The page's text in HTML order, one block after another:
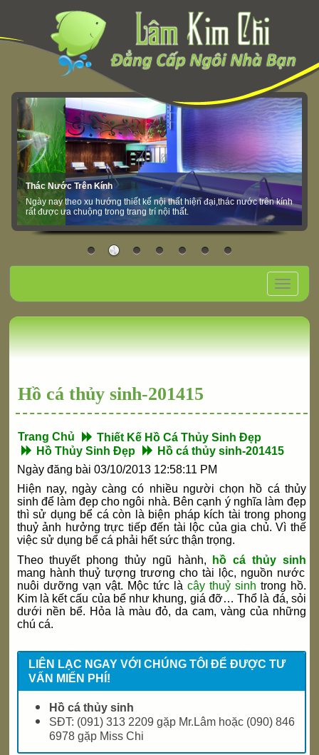
Thác Nước Trên Kính
Ngày nay theo xu hướng thiết kế nội thất hiện đại,thác nước trên kính
rất được ưa chuộng trong trang trí nội thất.
Toggle
navigation
Hồ cá thủy sinh-201415
Trang Chủ
Thiết Kế Hồ Cá Thủy Sinh Đẹp
Hồ Thủy Sinh Đẹp
Hồ cá thủy sinh-201415
Ngày đăng bài 03/10/2013 12:58:11 PM
Hiện nay, ngày càng có nhiều người chọn hồ cá thủy
sinh để làm đẹp cho ngôi nhà. Bên cạnh ý nghĩa làm đẹp
thì sử dụng bể cá còn là biện pháp kích tài trong phong
thuỷ ảnh hưởng trực tiếp đến tài lộc của gia chủ. Vì thế
việc sử dụng bể cá phải hết sức thận trọng.
Theo thuyết phong thủy ngũ hành,
hồ cá thủy sinh
mang hành thuỷ tượng trương cho tài lộc, nguồn nước
nuôi dưỡng vạn vật. Mộc tức là cây thuỷ sinh trong hồ.
Kim là kết cấu của bể như khung, giá đỡ… Thổ là đá, sỏi
dưới nền bể. Hỏa là màu đỏ, da cam, vàng của những
chú cá.
LIÊN LẠC NGAY VỚI CHÚNG TÔI ĐỂ ĐƯỢC TƯ
VẤN MIẾN PHÍ!
Hồ cá thủy sinh
SĐT: (091) 313 2209 gặp Mr.Lâm hoặc (090) 846
6978 gặp Miss Chi